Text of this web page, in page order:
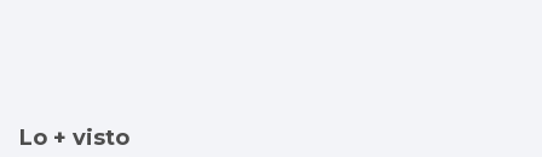
Lo + visto